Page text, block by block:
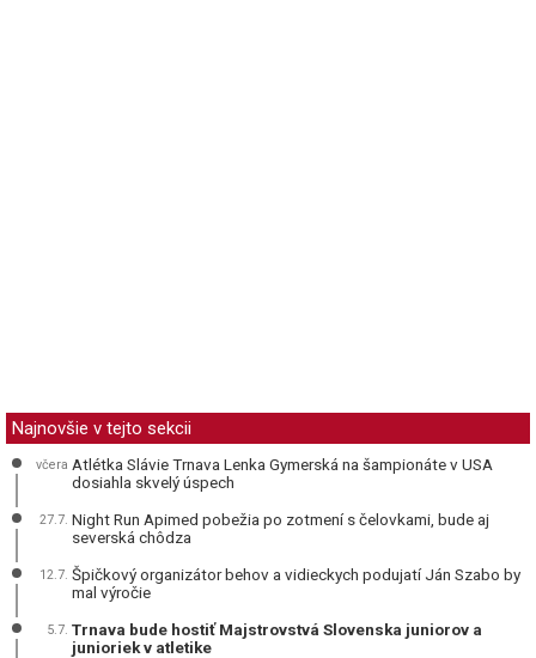
Najnovšie v tejto sekcii
včera Atlétka Slávie Trnava Lenka Gymerská na šampionáte v USA
dosiahla skvelý úspech
27.7. Night Run Apimed pobežia po zotmení s čelovkami, bude aj
severská chôdza
12.7. Špičkový organizátor behov a vidieckych podujatí Ján Szabo by
mal výročie
5.7. Trnava bude hostiť Majstrovstvá Slovenska juniorov a
junioriek v atletike